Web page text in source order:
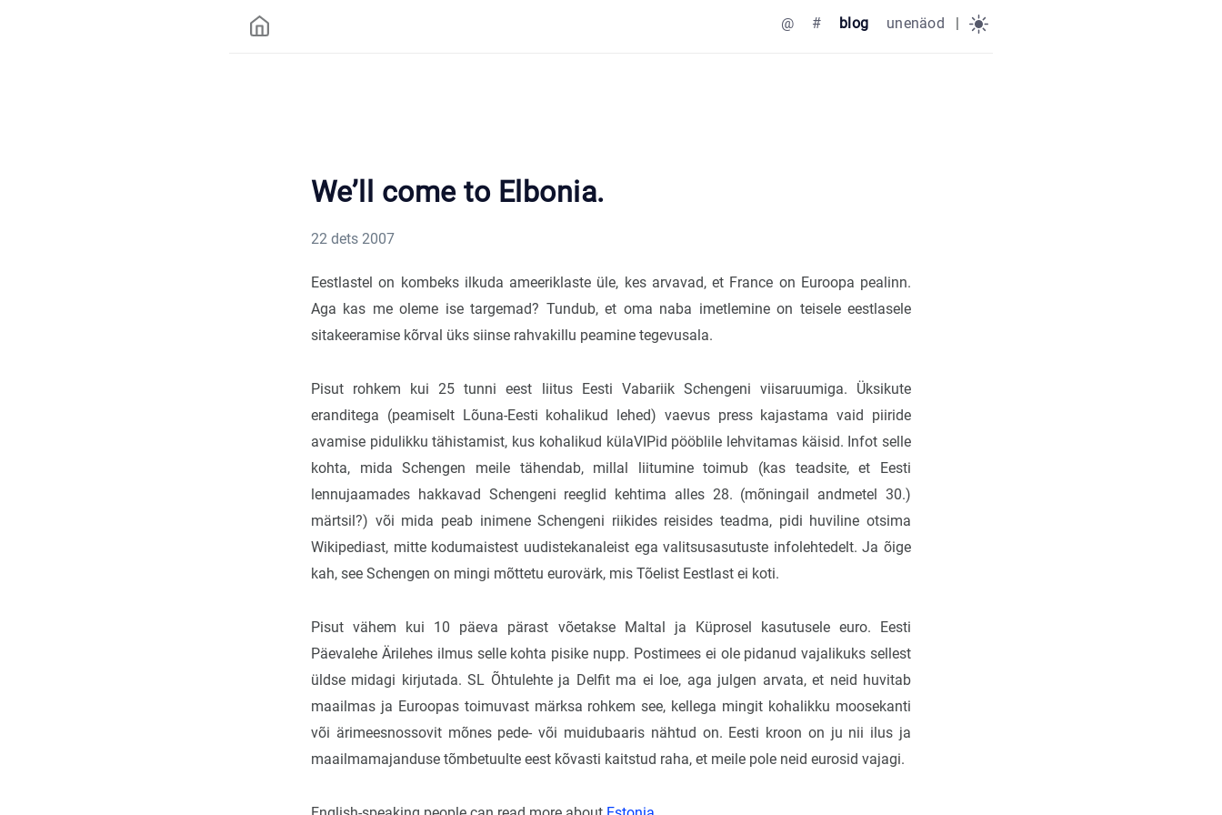
@ # blog unenäod |
We’ll come to Elbonia.
22 dets 2007
Eestlastel on kombeks ilkuda ameeriklaste üle, kes arvavad, et France on Euroopa pealinn.
Aga kas me oleme ise targemad? Tundub, et oma naba imetlemine on teisele eestlasele
sitakeeramise kõrval üks siinse rahvakillu peamine tegevusala.
Pisut rohkem kui 25 tunni eest liitus Eesti Vabariik Schengeni viisaruumiga. Üksikute
eranditega (peamiselt Lõuna-Eesti kohalikud lehed) vaevus press kajastama vaid piiride
avamise pidulikku tähistamist, kus kohalikud külaVIPid pööblile lehvitamas käisid. Infot selle
kohta, mida Schengen meile tähendab, millal liitumine toimub (kas teadsite, et Eesti
lennujaamades hakkavad Schengeni reeglid kehtima alles 28. (mõningail andmetel 30.)
märtsil?) või mida peab inimene Schengeni riikides reisides teadma, pidi huviline otsima
Wikipediast, mitte kodumaistest uudistekanaleist ega valitsusasutuste infolehtedelt. Ja õige
kah, see Schengen on mingi mõttetu eurovärk, mis Tõelist Eestlast ei koti.
Pisut vähem kui 10 päeva pärast võetakse Maltal ja Küprosel kasutusele euro. Eesti
Päevalehe Ärilehes ilmus selle kohta pisike nupp. Postimees ei ole pidanud vajalikuks sellest
üldse midagi kirjutada. SL Õhtulehte ja Delfit ma ei loe, aga julgen arvata, et neid huvitab
maailmas ja Euroopas toimuvast märksa rohkem see, kellega mingit kohalikku moosekanti
või ärimeesnossovit mõnes pede- või muidubaaris nähtud on. Eesti kroon on ju nii ilus ja
maailmamajanduse tõmbetuulte eest kõvasti kaitstud raha, et meile pole neid eurosid vajagi.